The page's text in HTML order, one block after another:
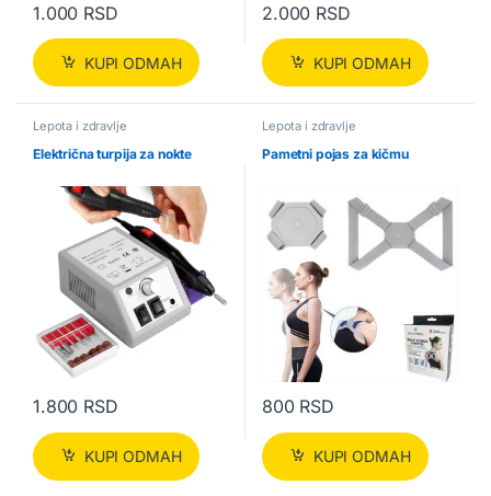
1.000 RSD
KUPI ODMAH
2.000 RSD
KUPI ODMAH
Lepota i zdravlje
Električna turpija za nokte
1.800 RSD
KUPI ODMAH
Lepota i zdravlje
Pametni pojas za kičmu
800 RSD
KUPI ODMAH